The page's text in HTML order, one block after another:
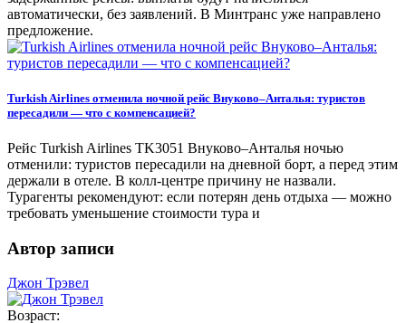
автоматически, без заявлений. В Минтранс уже направлено
предложение.
Turkish Airlines отменила ночной рейс Внуково–Анталья: туристов
пересадили — что с компенсацией?
Рейс Turkish Airlines TK3051 Внуково–Анталья ночью
отменили: туристов пересадили на дневной борт, а перед этим
держали в отеле. В колл-центре причину не назвали.
Турагенты рекомендуют: если потерян день отдыха — можно
требовать уменьшение стоимости тура и
Автор записи
Джон Трэвел
Возраст: